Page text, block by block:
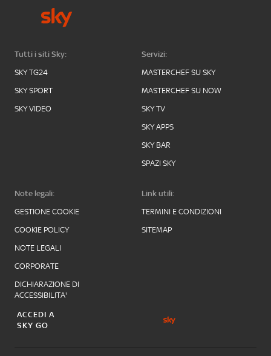
Tutti i siti Sky:
SKY TG24
SKY SPORT
SKY VIDEO
Servizi:
MASTERCHEF SU SKY
MASTERCHEF SU NOW
SKY TV
SKY APPS
SKY BAR
SPAZI SKY
Note legali:
GESTIONE COOKIE
COOKIE POLICY
NOTE LEGALI
CORPORATE
DICHIARAZIONE DI
ACCESSIBILITA'
Link utili:
TERMINI E CONDIZIONI
SITEMAP
ACCEDI A
SKY GO